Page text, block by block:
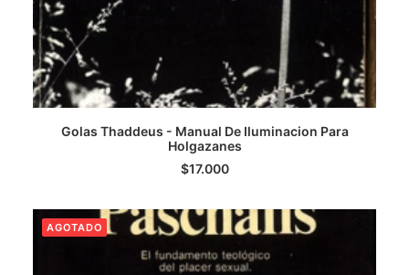
LEER MÁS
Golas Thaddeus - Manual De Iluminacion Para
Holgazanes
$17.000
AGOTADO